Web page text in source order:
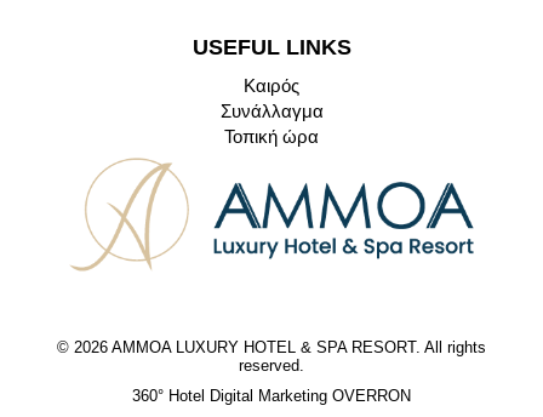
USEFUL LINKS
Καιρός
Συνάλλαγμα
Τοπική ώρα
© 2026 AMMOA LUXURY HOTEL & SPA RESORT. All rights
reserved.
360° Hotel Digital Marketing OVERRON